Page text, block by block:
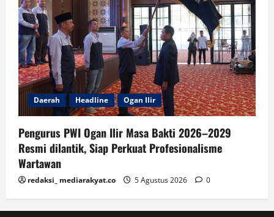
Daerah Headline Ogan Ilir
Pengurus PWI Ogan Ilir Masa Bakti 2026–2029
Resmi dilantik, Siap Perkuat Profesionalisme
Wartawan
redaksi_ mediarakyat.co 5 Agustus 2026 0